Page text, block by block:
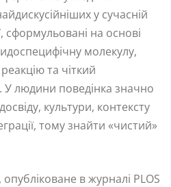
у сучасній
сформульовані на основі
молекулу,
та чіткий
людини поведінка значно
культури, контексту
тому знайти «чистий»
в журналі PLOS